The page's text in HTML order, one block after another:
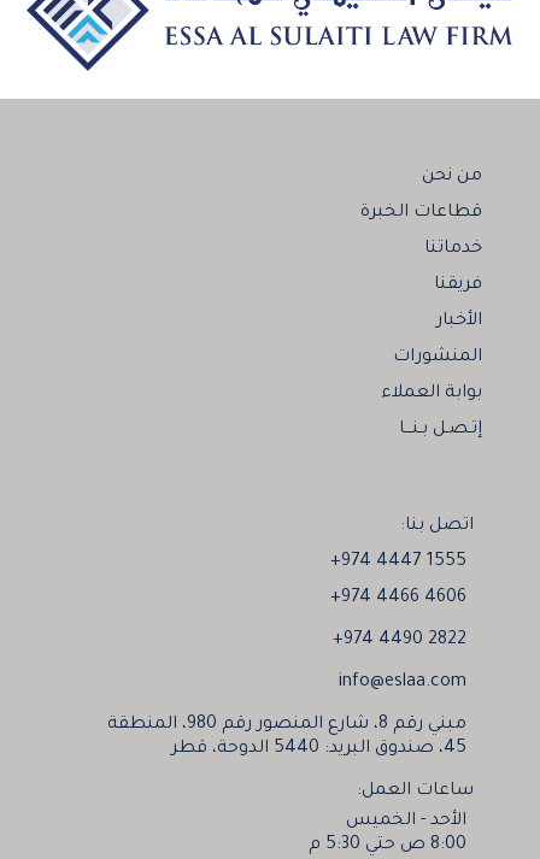
من نحن
قطاعات الخبرة
خدماتنا
فريقنا
الأخبار
المنشورات
بوابة العملاء
إتـصـل بـنـــا
اتصل بنا:
+974 4447 1555
+974 4466 4606
+974 4490 2822
info@eslaa.com
مبني رقم 8، شارع المنصور رقم 980، المنطقة
45، صندوق البريد: 5440 الدوحة، قطر
ساعات العمل:
الأحد - الخميس
8:00 ص حتي 5:30 م